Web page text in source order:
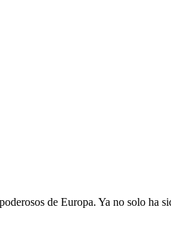
de Europa. Ya no solo ha